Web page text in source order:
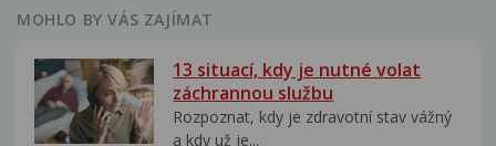
MOHLO BY VÁS ZAJÍMAT
13 situací, kdy je nutné volat
záchrannou službu
Rozpoznat, kdy je zdravotní stav vážný
a kdy už je...